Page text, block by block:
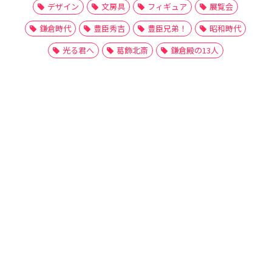
デザイン
文房具 フィギュア
展覧会
鎌倉時代
豊臣秀吉 豊臣兄弟！
昭和時代
光る君へ
葛飾北斎 鎌倉殿の13人